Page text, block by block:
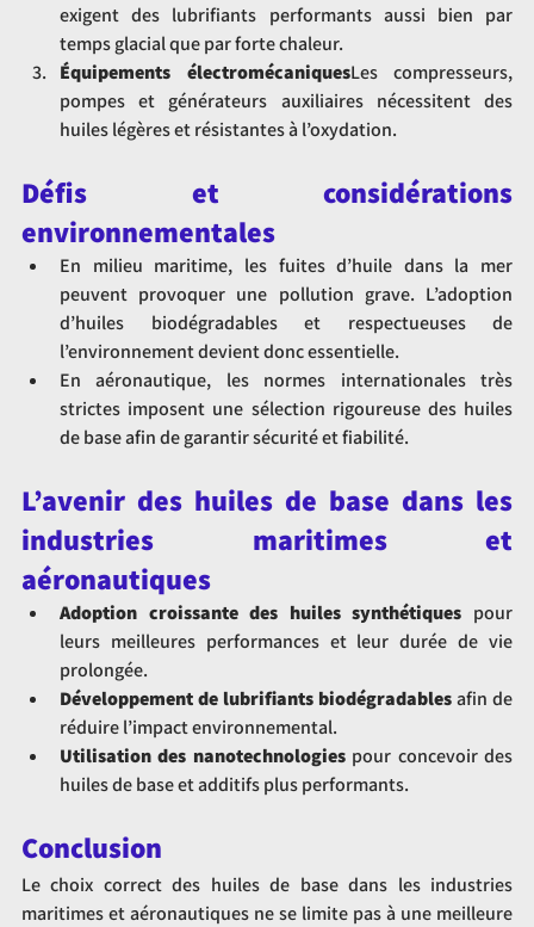
exigent des lubrifiants performants aussi bien par
temps glacial que par forte chaleur.
Équipements électromécaniquesLes compresseurs,
pompes et générateurs auxiliaires nécessitent des
huiles légères et résistantes à l’oxydation.
Défis et considérations
environnementales
En milieu maritime, les fuites d’huile dans la mer
peuvent provoquer une pollution grave. L’adoption
d’huiles biodégradables et respectueuses de
l’environnement devient donc essentielle.
En aéronautique, les normes internationales très
strictes imposent une sélection rigoureuse des huiles
de base afin de garantir sécurité et fiabilité.
L’avenir des huiles de base dans les
industries maritimes et
aéronautiques
Adoption croissante des huiles synthétiques pour
leurs meilleures performances et leur durée de vie
prolongée.
Développement de lubrifiants biodégradables afin de
réduire l’impact environnemental.
Utilisation des nanotechnologies pour concevoir des
huiles de base et additifs plus performants.
Conclusion
Le choix correct des huiles de base dans les industries
maritimes et aéronautiques ne se limite pas à une meilleure